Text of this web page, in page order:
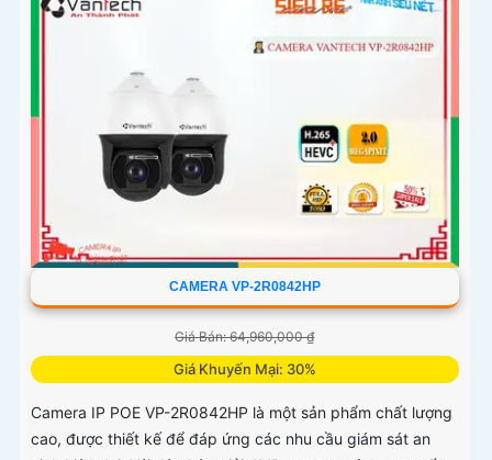
CAMERA VP-2R0842HP
Giá Bán: 64,960,000 ₫
Giá Khuyến Mại: 30%
Camera IP POE VP-2R0842HP là một sản phẩm chất lượng
cao, được thiết kế để đáp ứng các nhu cầu giám sát an